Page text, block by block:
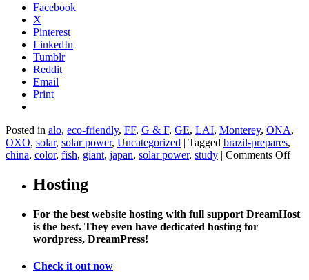
Facebook
X
Pinterest
LinkedIn
Tumblr
Reddit
Email
Print
Posted in alo, eco-friendly, FF, G & F, GE, LAI, Monterey, ONA,
OXO, solar, solar power, Uncategorized | Tagged brazil-prepares,
china, color, fish, giant, japan, solar power, study | Comments Offon
Hosting
For the best website hosting with full support DreamHost
is the best. They even have dedicated hosting for
wordpress, DreamPress!
Check it out now